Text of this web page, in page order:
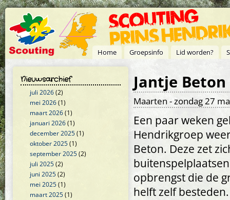
Overslaan en naar de inhoud gaan
Home Groepsinfo Lid worden?
Nieuwsarchief
juli 2026(2)
mei 2026(1)
maart 2026(1)
januari 2026(1)
december 2025(1)
oktober 2025(1)
september 2025(2)
juli 2025(2)
juni 2025(2)
mei 2025(1)
maart 2025(1)
Jantje
Maarten - zondag 27
Een paar weken
Hendrikgroep
Beton. Deze zet
opbrengst die de
helft zelf besteden.